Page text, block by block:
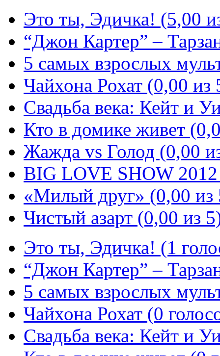
Это ты, Эдичка! (5,00
“Джон Картер” –
5 самых взрослых
Чайхона Рохат (0,00 из
Свадьба века: Кейт и
Кто в домике живет
Жажда vs Голод (0,00
BIG LOVE SHOW
«Милый друг» (0,00 из
Чистый азарт (0,00 из
Это ты, Эдичка! (1
“Джон Картер” –
5 самых взрослых
Чайхона Рохат (0
Свадьба века: Кейт и